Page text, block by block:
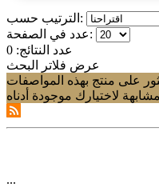
الترتيب حسب:
عدد في الصفحة:
عدد النتائج: 0
عرض فلاتر البحث
على منتج بهذه المواصفات
لاختيارك موجودة أدناه
...